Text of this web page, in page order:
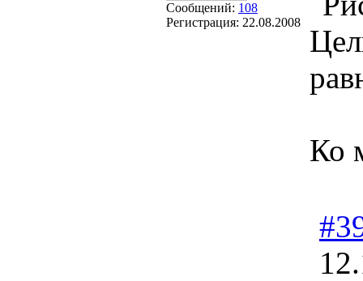
Сообщений: 108
Регистрация: 22.08.2008
Ко